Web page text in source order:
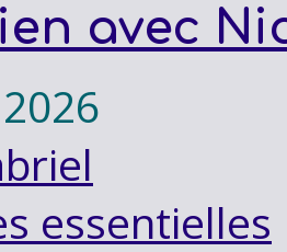
avec
essentielles